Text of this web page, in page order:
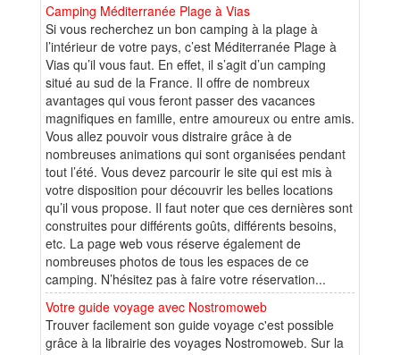
Camping Méditerranée Plage à Vias
Si vous recherchez un bon camping à la plage à
l’intérieur de votre pays, c’est Méditerranée Plage à
Vias qu’il vous faut. En effet, il s’agit d’un camping
situé au sud de la France. Il offre de nombreux
avantages qui vous feront passer des vacances
magnifiques en famille, entre amoureux ou entre amis.
Vous allez pouvoir vous distraire grâce à de
nombreuses animations qui sont organisées pendant
tout l’été. Vous devez parcourir le site qui est mis à
votre disposition pour découvrir les belles locations
qu’il vous propose. Il faut noter que ces dernières sont
construites pour différents goûts, différents besoins,
etc. La page web vous réserve également de
nombreuses photos de tous les espaces de ce
camping. N’hésitez pas à faire votre réservation...
Votre guide voyage avec Nostromoweb
Trouver facilement son guide voyage c'est possible
grâce à la librairie des voyages Nostromoweb. Sur la